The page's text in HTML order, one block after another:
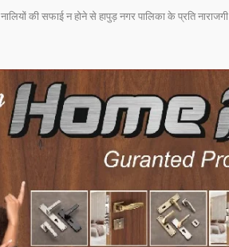
नालियों की सफाई न होने से हापुड़ नगर पालिका के प्रति नाराजगी